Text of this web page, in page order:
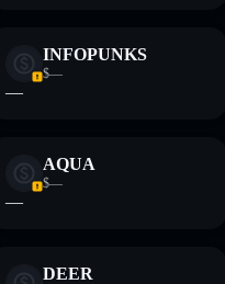
INFOPUNKS
$—
—
AQUA
$—
—
DEER